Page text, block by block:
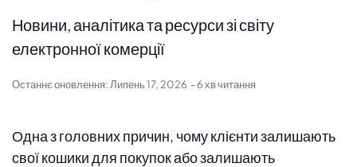
Новини, аналітика та ресурси зі світу
електронної комерції
Останнє оновлення: Липень 17, 2026 - 6 хв читання
Одна з головних причин, чому клієнти залишають
свої кошики для покупок або залишають